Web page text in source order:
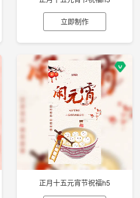
立即制作
正月十五元宵节祝福h5